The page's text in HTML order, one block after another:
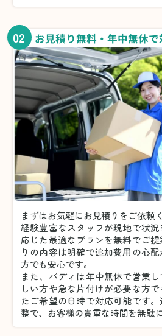
02 お見積り無料・年中無休で
まずはお気軽にお見積りをご依頼
経験豊富なスタッフが現地で状
応じた最適なプランを無料でご
りの内容は明確で追加費用の心
方でも安心です。
また、バディは年中無休で営業
しい方や急な片付けが必要な方
たご希望の日時で対応可能です
整で、お客様の貴重な時間を無駄